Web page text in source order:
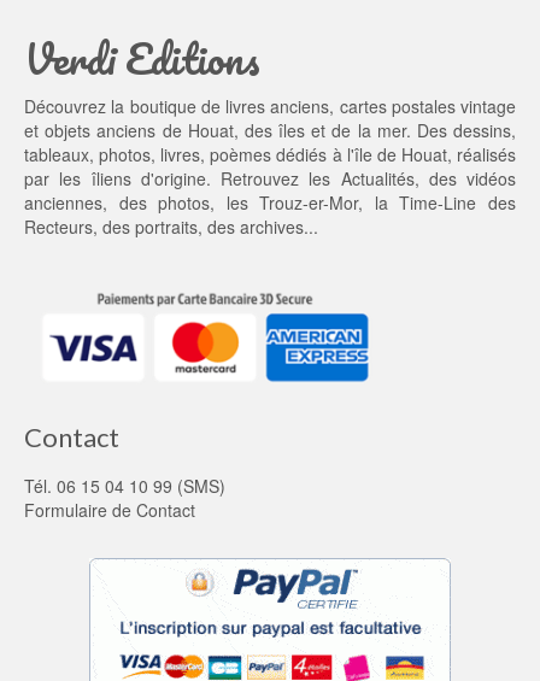
t :
5,
0
0 €.
Verdi Editions
Découvrez la boutique de livres anciens, cartes postales vintage
et objets anciens de Houat, des îles et de la mer. Des dessins,
tableaux, photos, livres, poèmes dédiés à l'île de Houat, réalisés
par les îliens d'origine. Retrouvez les Actualités, des vidéos
anciennes, desphotos, lesTrouz-er-Mor, laTime-Line des
Recteurs, des portraits, des archives...
Contact
Tél. 06 15 04 10 99 (SMS)
Formulaire de Contact